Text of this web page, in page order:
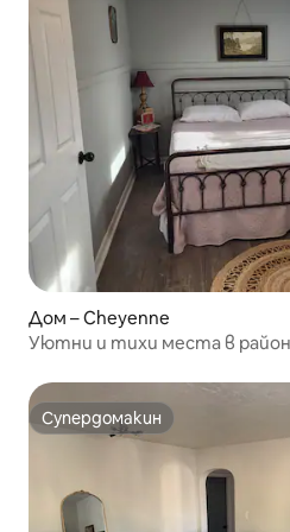
Дом – Cheyenne
Уютни и тихи места в
Супердомакин
Супердомакин